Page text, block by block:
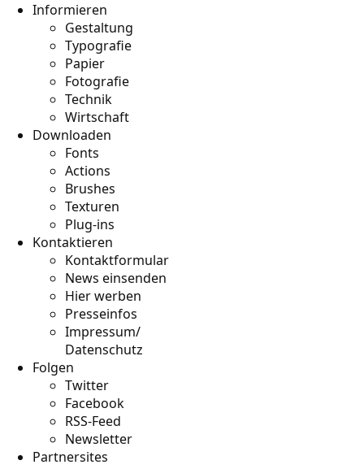
Informieren
Gestaltung
Typografie
Papier
Fotografie
Technik
Wirtschaft
Downloaden
Fonts
Actions
Brushes
Texturen
Plug-ins
Kontaktieren
Kontaktformular
News einsenden
Hier werben
Presseinfos
Impressum/
Datenschutz
Folgen
Twitter
Facebook
RSS-Feed
Newsletter
Partnersites